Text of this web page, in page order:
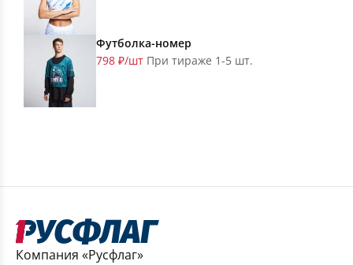
Футболка-номер
798 ₽/шт При тираже 1-5 шт.
Компания «Русфлаг»